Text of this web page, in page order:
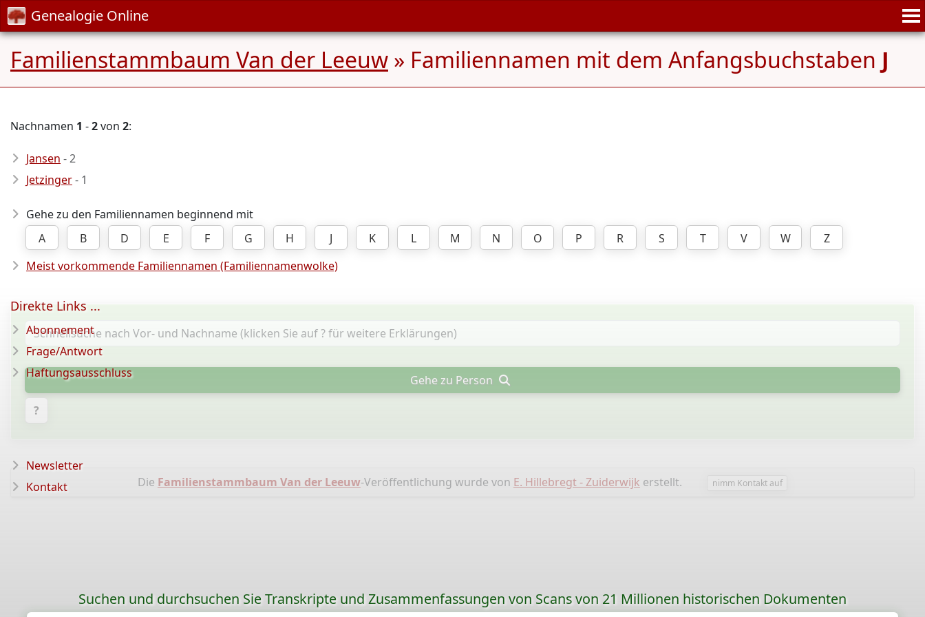
Genealogie Online
Familienstammbaum Van der Leeuw » Familiennamen mit dem Anfangsbuchstaben J
Nachnamen 1 -2von 2:
Jansen - 2
Jetzinger- 1
Gehe zu den Familiennamen beginnend mit
A
B D E F G H J K L M N O P R S T V W
Z
Meist vorkommende Familiennamen (Familiennamenwolke)
Gehe zu Person
?
Die Familienstammbaum Van der Leeuw-Veröffentlichung wurde von E. Hillebregt - Zuiderwijk erstellt. nimm Kontakt auf
Direkte Links ...
Abonnement
Frage/Antwort
Haftungsausschluss
Newsletter
Kontakt
Suchen und durchsuchen Sie Transkripte und Zusammenfassungen von Scans von 21 Millionen historischen Dokumenten